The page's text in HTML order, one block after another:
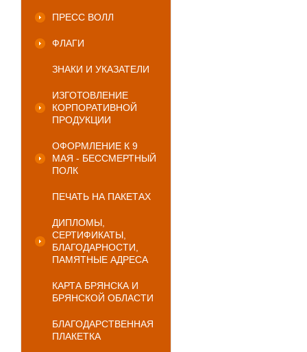
ПРЕСС ВОЛЛ
ФЛАГИ
ЗНАКИ И УКАЗАТЕЛИ
ИЗГОТОВЛЕНИЕ
КОРПОРАТИВНОЙ
ПРОДУКЦИИ
ОФОРМЛЕНИЕ К 9
МАЯ - БЕССМЕРТНЫЙ
ПОЛК
ПЕЧАТЬ НА ПАКЕТАХ
ДИПЛОМЫ,
СЕРТИФИКАТЫ,
БЛАГОДАРНОСТИ,
ПАМЯТНЫЕ АДРЕСА
КАРТА БРЯНСКА И
БРЯНСКОЙ ОБЛАСТИ
БЛАГОДАРСТВЕННАЯ
ПЛАКЕТКА